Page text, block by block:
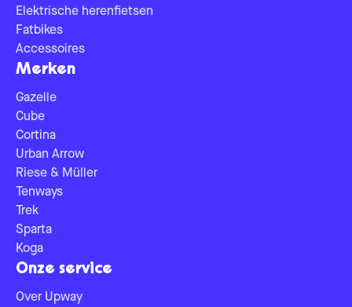
Elektrische herenfietsen
Fatbikes
Accessoires
Merken
Gazelle
Cube
Cortina
Urban Arrow
Riese & Müller
Tenways
Trek
Sparta
Koga
Onze service
Over Upway